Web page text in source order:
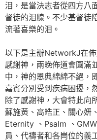
泪，是當決志者從四方八
督徒的泪腺。不少基督徒
流著喜樂的泪。
以下是主辦NetworkJ在佈
感謝神，兩晚佈道會圓滿
中，神的恩典綿綿不絕，
嘉賓分別受到疾病困擾，
除了感謝神，大會特此向
蘇施黃、高皓正、關心妍
Eternity 、Psalm 、
員、代禱者和各崗位的義